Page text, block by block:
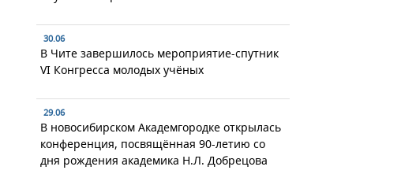
30.06
В Чите завершилось мероприятие-спутник
VI Конгресса молодых учёных
29.06
В новосибирском Академгородке открылась
конференция, посвящённая 90-летию со
дня рождения академика Н.Л. Добрецова